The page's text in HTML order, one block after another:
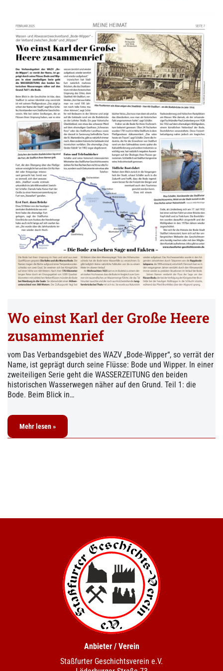
Wo einst Karl der Große Heere
zusammenrief
vom Das Verbandsgebiet des WAZV „Bode-Wipper“, so verrät der
Name, ist geprägt durch seine Flüsse: Bode und Wipper. In einer
zweiteiligen Serie geht die WASSERZEITUNG den beiden
historischen Wasserwegen näher auf den Grund. Teil 1: die
Bode. Beim Blick in…
Mehr lesen »
Anbieter / Verein
Staßfurter Geschichtsverein e.V.